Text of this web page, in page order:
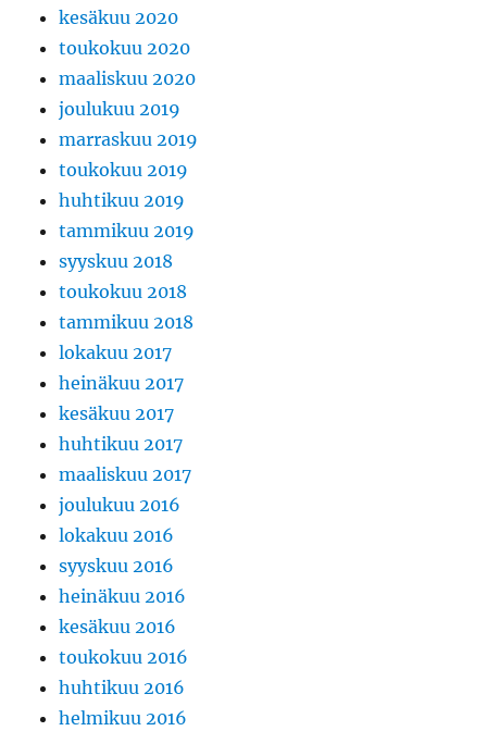
kesäkuu 2020
toukokuu 2020
maaliskuu 2020
joulukuu 2019
marraskuu 2019
toukokuu 2019
huhtikuu 2019
tammikuu 2019
syyskuu 2018
toukokuu 2018
tammikuu 2018
lokakuu 2017
heinäkuu 2017
kesäkuu 2017
huhtikuu 2017
maaliskuu 2017
joulukuu 2016
lokakuu 2016
syyskuu 2016
heinäkuu 2016
kesäkuu 2016
toukokuu 2016
huhtikuu 2016
helmikuu 2016